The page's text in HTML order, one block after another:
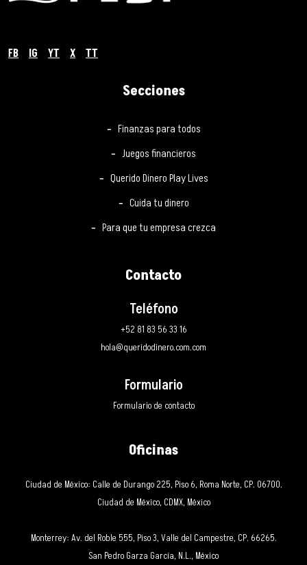
FB IG YT X TT
Secciones
Finanzas para todos
Juegos financieros
Querido Dinero Play Lives
Cuida tu dinero
Para que tu empresa crezca
Contacto
Teléfono
+52 81 83 56 33 16
hola@queridodinero.com.com
Formulario
Formulario de contacto
Oficinas
Ciudad de México: Calle de Durango 225, Piso 6, Roma Norte, CP. 06700.
Ciudad de México, CDMX, México
Monterrey: Av. del Roble 555, Piso 3, Valle del Campestre, CP. 66265.
San Pedro Garza García, N.L., México